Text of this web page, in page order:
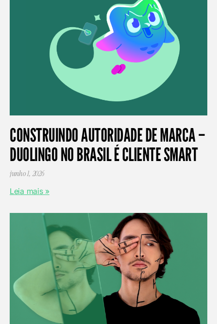
CONSTRUINDO AUTORIDADE DE MARCA –
DUOLINGO NO BRASIL É CLIENTE SMART
junho 1, 2026
Leia mais »